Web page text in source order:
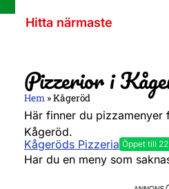
Hitta närmaste
Pizzerior i
Hem »Kågeröd
Här finner du pizzamenyer
Kågeröd.
Kågeröds Pizzeria Öppet till
Måndag
Tisdag
Har du en meny som